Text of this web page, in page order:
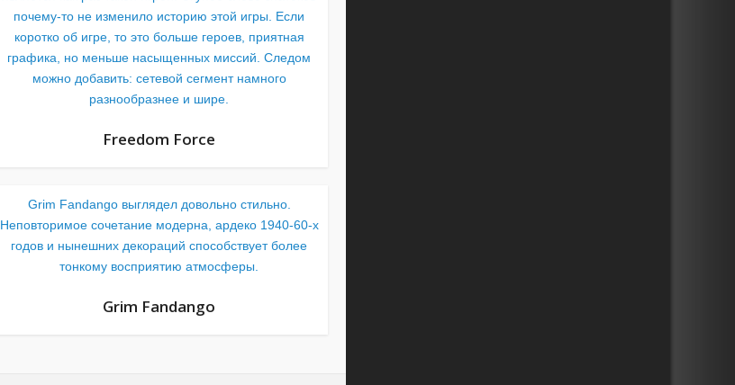
почему-то не изменило историю этой игры. Если
коротко об игре, то это больше героев, приятная
графика, но меньше насыщенных миссий. Следом
можно добавить: сетевой сегмент намного
разнообразнее и шире.
Freedom Force
Grim Fandango выглядел довольно стильно.
Неповторимое сочетание модерна, ардеко 1940-60-х
годов и нынешних декораций способствует более
тонкому восприятию атмосферы.
Grim Fandango